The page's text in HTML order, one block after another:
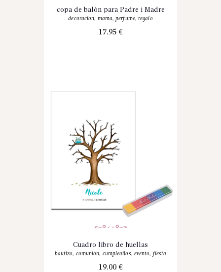
copa de balón para Padre i Madre
decoracion, mama,perfume,regalo
17.95 €
Cuadro libro de huellas
bautizo, comunion, cumpleaños, evento, fiesta
19.00 €